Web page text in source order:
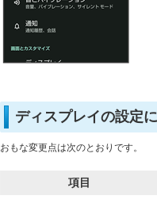
ディスプレイの設定
おもな変更点は次のとおりです。
項目